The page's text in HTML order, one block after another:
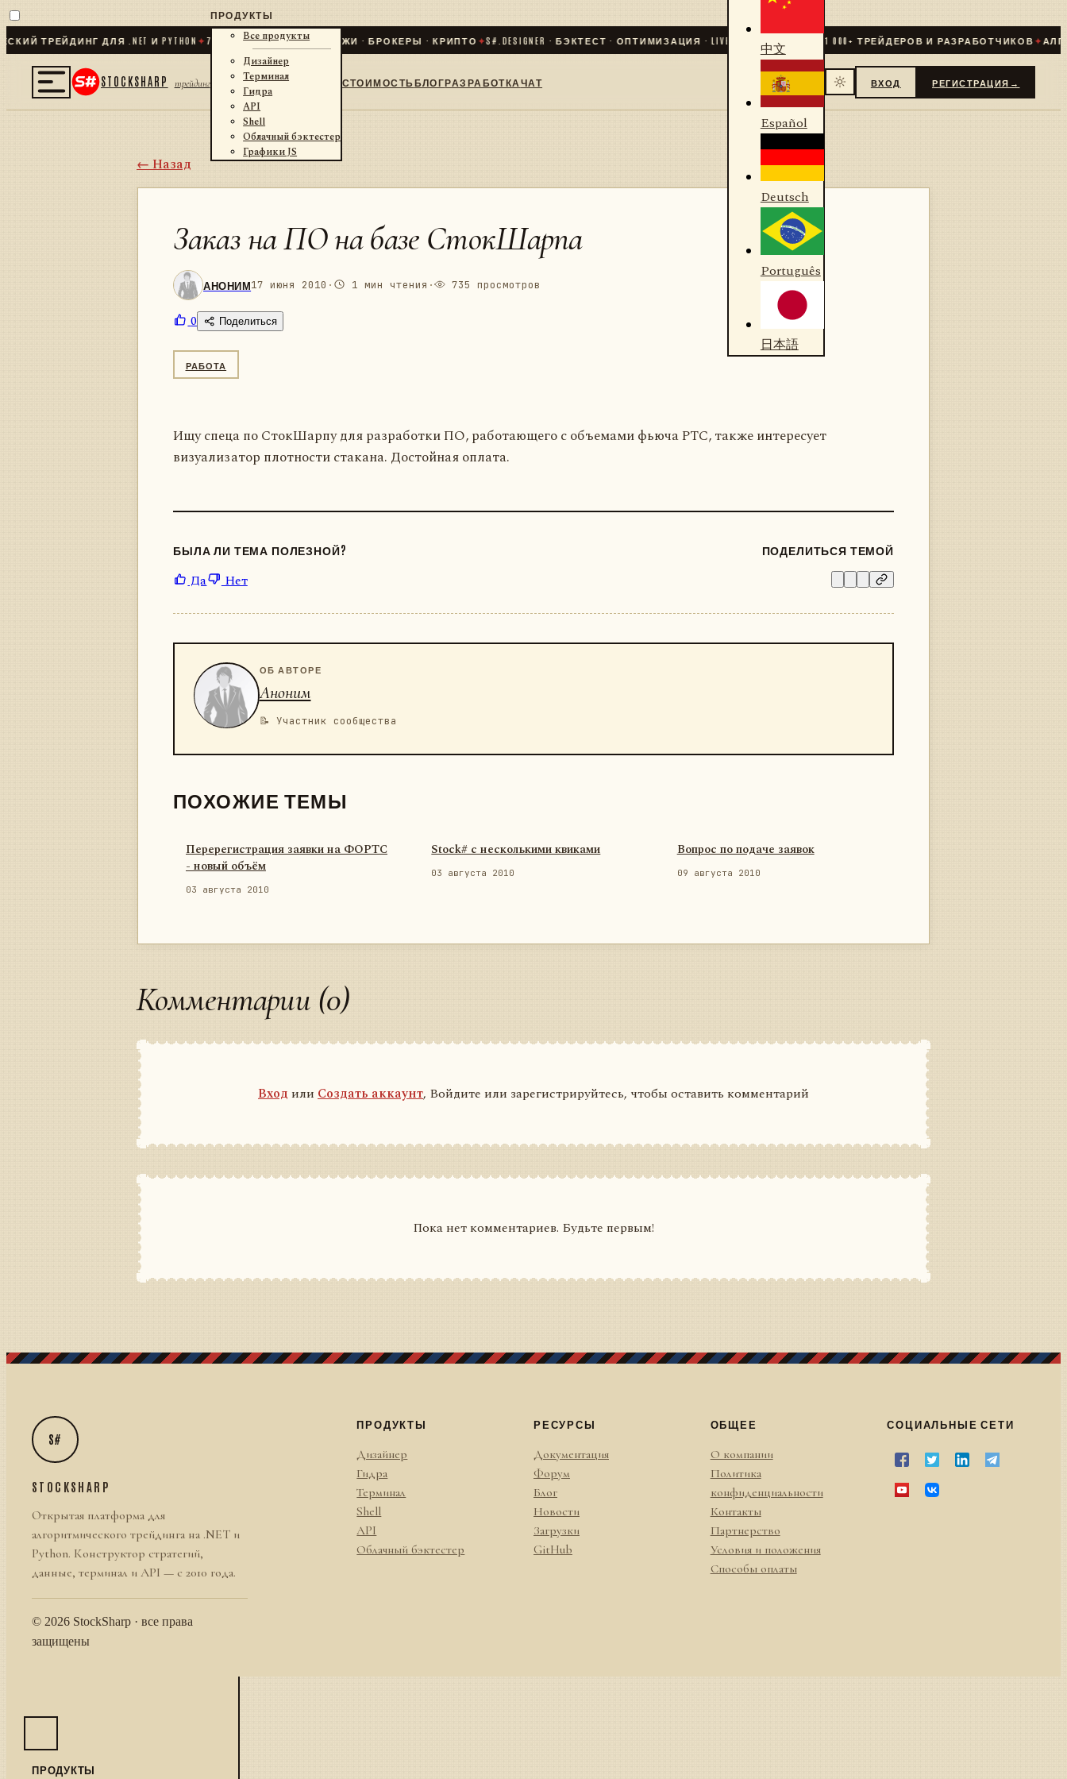
ТРЕЙДИНГ ДЛЯ .NET И PYTHON✦70 + КОННЕКТОРОВ · БИРЖИ · БРОКЕРЫ · КРИПТО✦S#.DESIGNER · БЭКТЕСТ · ОПТИМИЗАЦИЯ · LIVE ✦СООБЩЕСТВО 31 000 + ТРЕЙДЕРОВ И РАЗРАБОТЧИКОВ✦
STOCKSHARP трейдинг
ПРОДУКТЫ
Все продукты
Дизайнер
Терминал
Гидра
API
Shell
Облачный бэктестер
Графики JS
СТОИМОСТЬБЛОГРАЗРАБОТКАЧАТ
中文
Español
Deutsch
Português
日本語
ВХОД РЕГИСТРАЦИЯ →
← Назад
Заказ на ПО на базе СтокШарпа
АНОНИМ17 июня 2010 · 1 мин чтения · 735 просмотров
0 Поделиться
РАБОТА
Ищу спеца по СтокШарпу для разработки ПО, работающего с объемами фьюча РТС, также интересует
визуализатор плотности стакана. Достойная оплата.
БЫЛА ЛИ ТЕМА ПОЛЕЗНОЙ?
Да Нет
ПОДЕЛИТЬСЯ ТЕМОЙ
ОБ АВТОРЕ
Аноним
📝 Участник сообщества
ПОХОЖИЕ ТЕМЫ
Перерегистрация заявки на ФОРТС
- новый объём
03 августа 2010
Stock# с несколькими квиками
03 августа 2010
Вопрос по подаче заявок
09 августа 2010
Комментарии (0)
Вход или Создать аккаунт, Войдите или зарегистрируйтесь, чтобы оставить комментарий
Пока нет комментариев. Будьте первым!
S#
STOCKSHARP
Открытая платформа для
алгоритмического трейдинга на .NET и
Python. Конструктор стратегий,
данные, терминал и API — с 2010 года.
© 2026 StockSharp · все права
защищены
ПРОДУКТЫ
Дизайнер
Гидра
Терминал
Shell
API
Облачный бэктестер
РЕСУРСЫ
Документация
Форум
Блог
Новости
Загрузки
GitHub
ОБЩЕЕ
О компании
Политика
конфиденциальности
Контакты
Партнерство
Условия и положения
Способы оплаты
СОЦИАЛЬНЫЕ СЕТИ
ПРОДУКТЫ